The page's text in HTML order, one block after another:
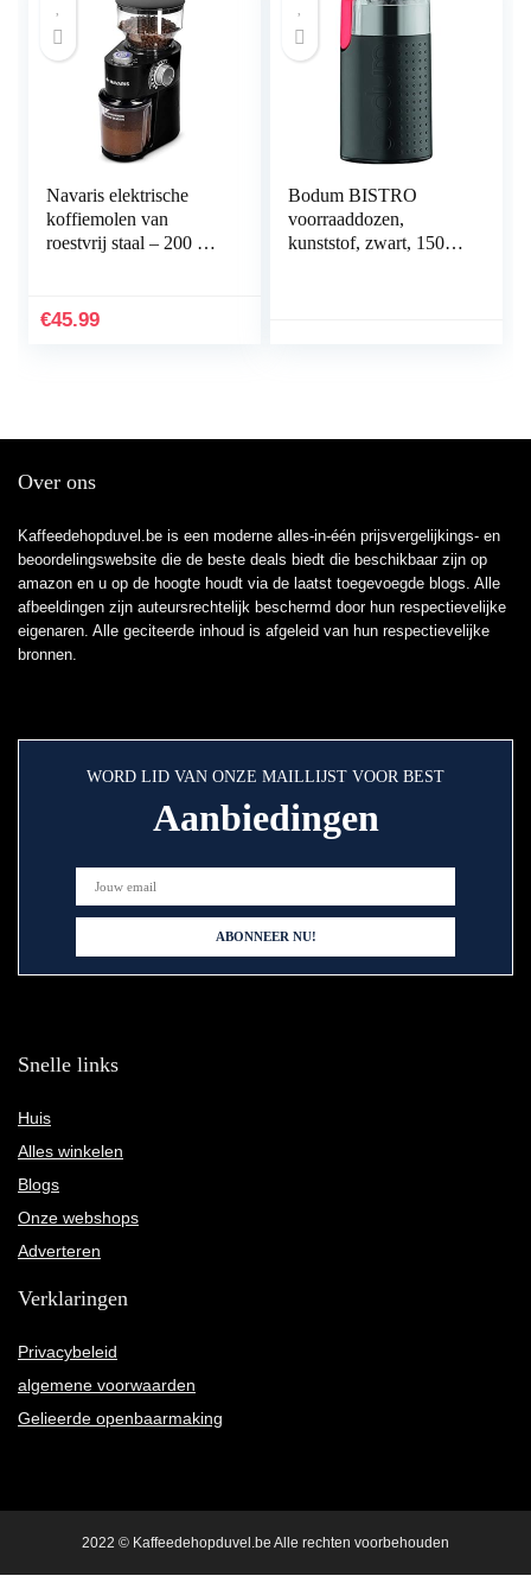
Materialen,
Gebruiksvriendelijk
Navaris elektrische
koffiemolen van
roestvrij staal – 200 W
Bonenmaler met 18
€45.99
Bodum BISTRO
voorraaddozen,
kunststof, zwart, 150
Over ons
Kaffeedehopduvel.be is een moderne alles-in-één prijsvergelijkings- en
beoordelingswebsite die de beste deals biedt die beschikbaar zijn op
amazon en u op de hoogte houdt via de laatst toegevoegde blogs. Alle
afbeeldingen zijn auteursrechtelijk beschermd door hun respectievelijke
eigenaren. Alle geciteerde inhoud is afgeleid van hun respectievelijke
bronnen.
WORD LID VAN ONZE MAILLIJST VOOR BEST
Aanbiedingen
Snelle links
Huis
Alles winkelen
Blogs
Onze webshops
Adverteren
Verklaringen
Privacybeleid
algemene voorwaarden
Gelieerde openbaarmaking
2022 © Kaffeedehopduvel.be Alle rechten voorbehouden